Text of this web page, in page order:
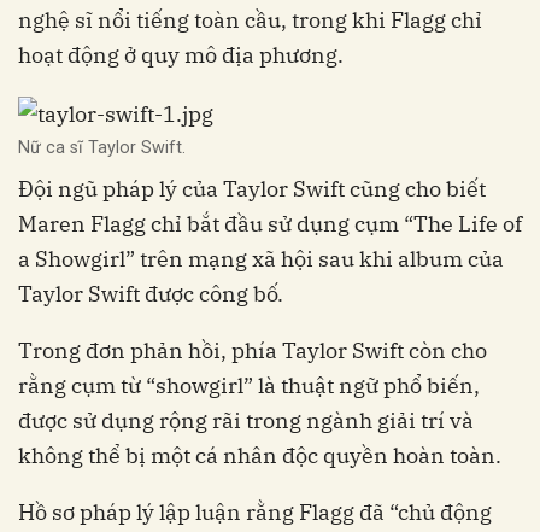
nghệ sĩ nổi tiếng toàn cầu, trong khi Flagg chỉ
hoạt động ở quy mô địa phương.
Nữ ca sĩ Taylor Swift.
Đội ngũ pháp lý của Taylor Swift cũng cho biết
Maren Flagg chỉ bắt đầu sử dụng cụm “The Life of
a Showgirl” trên mạng xã hội sau khi album của
Taylor Swift được công bố.
Trong đơn phản hồi, phía Taylor Swift còn cho
rằng cụm từ “showgirl” là thuật ngữ phổ biến,
được sử dụng rộng rãi trong ngành giải trí và
không thể bị một cá nhân độc quyền hoàn toàn.
Hồ sơ pháp lý lập luận rằng Flagg đã “chủ động